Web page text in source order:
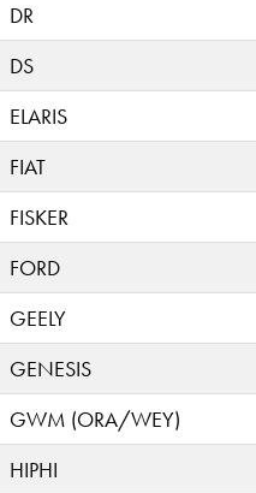
DR
DS
ELARIS
FIAT
FISKER
FORD
GEELY
GENESIS
GWM (ORA/WEY)
HIPHI